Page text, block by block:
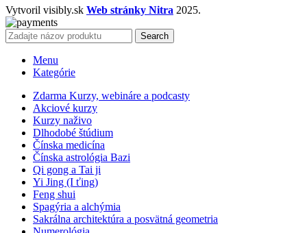
Vytvoril visibly.sk Web stránky Nitra 2025.
Search
Menu
Kategórie
Zdarma Kurzy, webináre a podcasty
Akciové kurzy
Kurzy naživo
Dlhodobé štúdium
Čínska medicína
Čínska astrológia Bazi
Qi gong a Tai ji
Yi Jing (I ťing)
Feng shui
Spagýria a alchýmia
Sakrálna architektúra a posvätná geometria